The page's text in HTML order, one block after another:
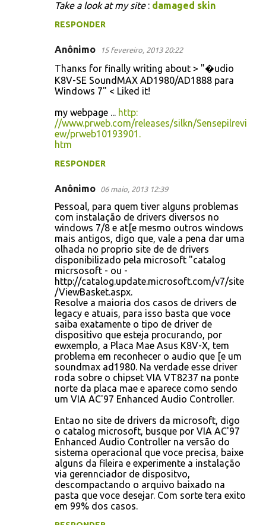
Take a look at my site: damaged skin
RESPONDER
Anônimo 15 fevereiro, 2013 20:22
Thanκs for finally writing about > "�udio
K8V-SE SoundMAX AD1980/AD1888 para
Windows 7" < Liked it!
my webpage ... http:
//www.prweb.com/releasеs/silkn/Sensepilrevi
ew/prwеb10193901.
htm
RESPONDER
Anônimo 06 maio, 2013 12:39
Pessoal, para quem tiver alguns problemas
com instalação de drivers diversos no
windows 7/8 e at[e mesmo outros windows
mais antigos, digo que, vale a pena dar uma
olhada no proprio site de de drivers
disponibilizado pela microsoft "catalog
micrsosoft - ou -
http://catalog.update.microsoft.com/v7/site
/ViewBasket.aspx.
Resolve a maioria dos casos de drivers de
legacy e atuais, para isso basta que voce
saiba exatamente o tipo de driver de
dispositivo que esteja procurando, por
ewxemplo, a Placa Mae Asus K8V-X, tem
problema em reconhecer o audio que [e um
soundmax ad1980. Na verdade esse driver
roda sobre o chipset VIA VT8237 na ponte
norte da placa mae e aparece como sendo
um VIA AC'97 Enhanced Audio Controller.
Entao no site de drivers da microsoft, digo
o catalog microsoft, busque por VIA AC'97
Enhanced Audio Controller na versão do
sistema operacional que voce precisa, baixe
alguns da fileira e experimente a instalação
via gerennciador de dispositvo,
descompactando o arquivo baixado na
pasta que voce desejar. Com sorte tera exito
em 99% dos casos.